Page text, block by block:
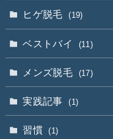
ヒゲ脱毛 (19)
ベストバイ (11)
メンズ脱毛 (17)
実践記事 (1)
習慣 (1)